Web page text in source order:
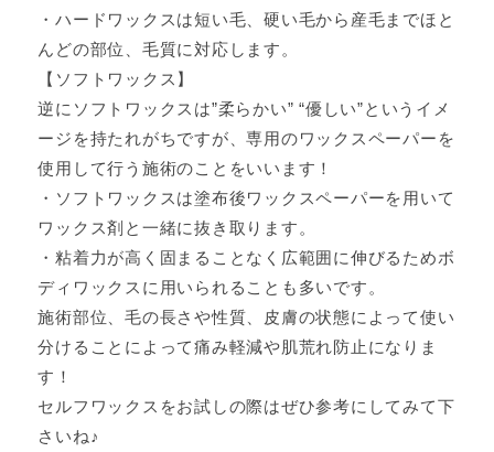
・ハードワックスは短い毛、硬い毛から産毛までほと
んどの部位、毛質に対応します。
【ソフトワックス】
逆にソフトワックスは”柔らかい” “優しい”というイメ
ージを持たれがちですが、専用のワックスペーパーを
使用して行う施術のことをいいます！
・ソフトワックスは塗布後ワックスペーパーを用いて
ワックス剤と一緒に抜き取ります。
・粘着力が高く固まることなく広範囲に伸びるためボ
ディワックスに用いられることも多いです。
施術部位、毛の長さや性質、皮膚の状態によって使い
分けることによって痛み軽減や肌荒れ防止になりま
す！
セルフワックスをお試しの際はぜひ参考にしてみて下
さいね♪